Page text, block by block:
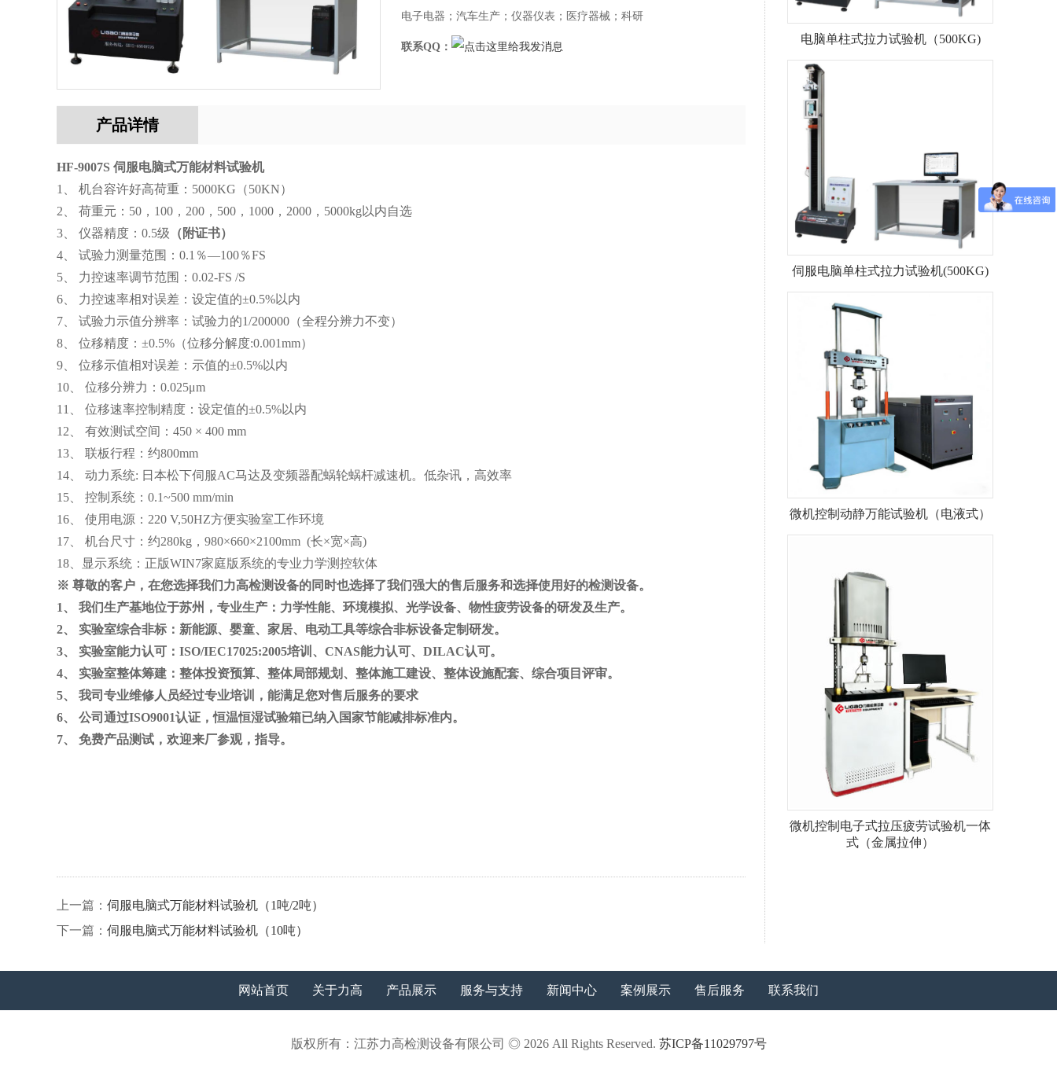
电子电器；汽车生产；仪器仪表；医疗器械；科研
联系QQ：
产品详情
HF-9007S 伺服电脑式万能材料试验机
1、 机台容许好高荷重：5000KG（50KN）
2、 荷重元： 50，100，200，500，1000 ， 2000，5000kg以内自选
3、 仪器精度： 0.5级 （附证书）
4、 试验力测量范围：0.1％—100％FS
5、 力控速率调节范围： 0.02-FS /S
6、 力控速率相对误差：设定值的±0.5%以内
7、 试验力示值分辨率：试验力的1/200000（全程分辨力不变）
8、 位移精度： ±0.5%（位移分解度:0.001mm）
9、 位移示值相对误差：示值的±0.5%以内
10、 位移分辨力： 0.025μm
11、 位移速率控制精度：设定值的±0.5%以内
12、 有效测试空间：450 × 400 mm
13、 联板行程：约800mm
14、 动力系统: 日本松下伺服AC马达及变频器配蜗轮蜗杆减速机。低杂讯，高效率
15、 控制系统：0.1~500 mm/min
16、 使用电源： 220 V,50HZ方便实验室工作环境
17、 机台尺寸：约280kg，980×660×2100mm (长×宽×高)
18、显示系统：正版WIN7家庭版系统的专业力学测控软体
※ 尊敬的客户，在您选择我们力高检测设备的同时也选择了我们强大的售后服务和选择使用好的检测设备。
1、 我们生产基地位于苏州，专业生产： 力学性能、环境模拟、光学设备、物性疲劳设备的研发及生产。
2、 实验室综合非标： 新能源、婴童、家居、电动工具等综合非标设备定制研发。
3、 实验室能力认可： ISO/IEC17025:2005培训、CNAS能力认可、DILAC认可。
4、 实验室整体筹建： 整体投资预算、整体局部规划、整体施工建设、整体设施配套、综合项目评审。
5、 我司专业维修人员经过专业培训，能满足您对售后服务的要求
6、 公司通过ISO9001认证，恒温恒湿试验箱已纳入国家节能减排标准内。
7、 免费产品测试，欢迎来厂参观，指导。
上一篇： 伺服电脑式万能材料试验机（1吨/2吨）
下一篇： 伺服电脑式万能材料试验机（10吨）
电脑单柱式拉力试验机（500KG)
伺服电脑单柱式拉力试验机(500KG)
微机控制动静万能试验机（电液式）
微机控制电子式拉压疲劳试验机一体
式（金属拉伸）
网站首页 关于力高 产品展示 服务与支持 新闻中心 案例展示 售后服务 联系我们
版权所有：江苏力高检测设备有限公司 ◎ 2026 All Rights Reserved. 苏ICP备11029797号